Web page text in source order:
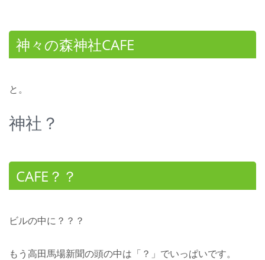
神々の森神社CAFE
と。
神社？
CAFE？？
ビルの中に？？？
もう高田馬場新聞の頭の中は「？」でいっぱいです。